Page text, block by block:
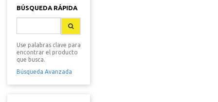
BÚSQUEDA RÁPIDA
Use palabras clave para
encontrar el producto
que busca.
Búsqueda Avanzada